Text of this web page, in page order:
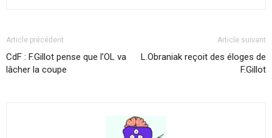
Article précédent
CdF : F.Gillot pense que l’OL va
lâcher la coupe
Article suivant
L.Obraniak reçoit des éloges de
F.Gillot